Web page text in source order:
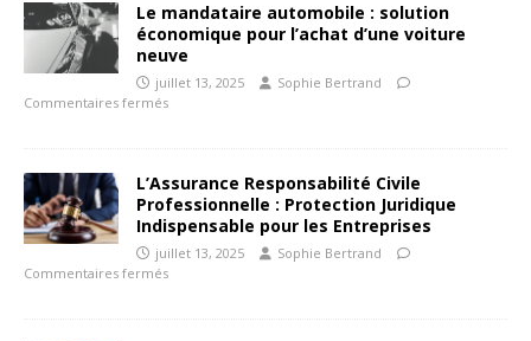
Le mandataire automobile : solution
économique pour l’achat d’une voiture
neuve
juillet 13, 2025
Sophie Bertrand
Commentaires fermés
L’Assurance Responsabilité Civile
Professionnelle : Protection Juridique
Indispensable pour les Entreprises
juillet 13, 2025
Sophie Bertrand
Commentaires fermés